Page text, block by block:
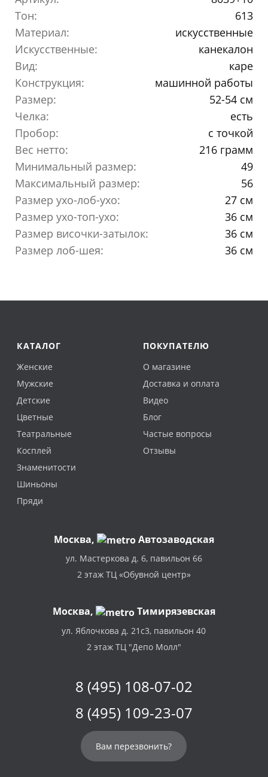
Тон:
613
Материал:
искусственные
Искусственные:
канекалон
Вид:
каре
Конструкция:
машинной работы
Размер:
52-54 см
Челка:
есть
Пробор:
с точкой
Вес нетто:
216 грамм
Минимальный размер:
49
Максимальный размер:
56
Размер ухо-лоб-ухо:
27 см
Размер ухо-топ-ухо:
36 см
Размер височки-затылок:
36 см
Размер лоб-шея:
36 см
КАТАЛОГ
Женские
Мужские
Детские
Цветные
Театральные
Косплей
Знаменитости
Шиньоны
Пряди
ПОКУПАТЕЛЮ
О магазине
Доставка и оплата
Видео
Блог
Частые вопросы
Отзывы
Москва, Автозаводская
ул. Мастеркова д. 6, павильон 66
2 этаж ТЦ «Обувной центр»
Москва, Тимирязевская
ул. Яблочкова д. 21с3, павильон 40
2 этаж ТЦ "Депо Молл"
8 (495) 108-07-02
8 (495) 109-23-07
Вам перезвонить?